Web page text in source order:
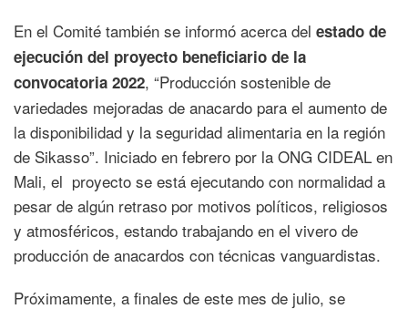
En el Comité también se informó acerca del estado de
ejecución del proyecto beneficiario de la
convocatoria 2022, “Producción sostenible de
variedades mejoradas de anacardo para el aumento de
la disponibilidad y la seguridad alimentaria en la región
de Sikasso”. Iniciado en febrero por la ONG CIDEAL en
Mali, el proyecto se está ejecutando con normalidad a
pesar de algún retraso por motivos políticos, religiosos
y atmosféricos, estando trabajando en el vivero de
producción de anacardos con técnicas vanguardistas.
Próximamente, a finales de este mes de julio, se